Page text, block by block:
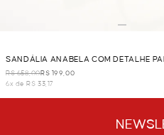
SANDÁLIA ANABELA COM DETALHE
R$ 658,00R$ 199,00
6x de R$ 33,17